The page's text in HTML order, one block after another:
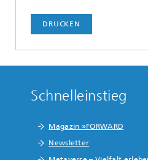
DRUCKEN
Schnelleinstieg
Magazin »FORWARD
Newsletter